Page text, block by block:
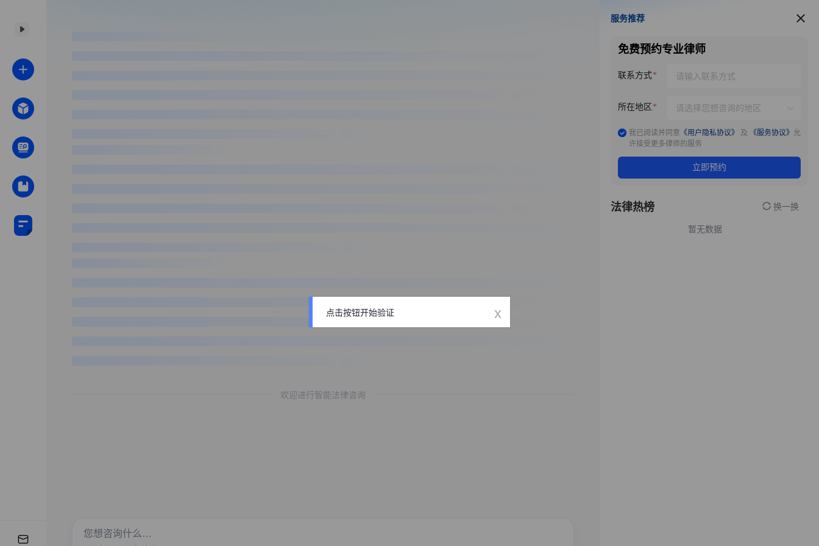
欢迎进行智能法律咨询
服务推荐
服务推荐
免费预约专业律师
联系方式
所在地区
我已阅读并同意 《用户隐私协议》 及 《服务协议》 允
许接受更多律师的服务
立即预约
法律热榜 换一换
暂无数据
点击按钮开始验证 x